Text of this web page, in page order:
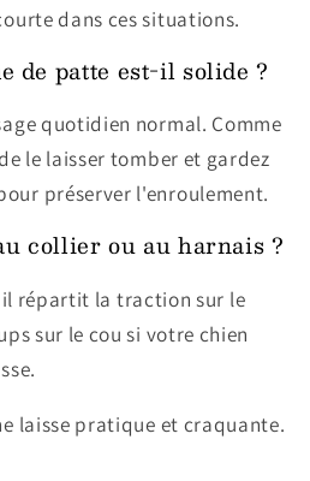
dans ces situations.
de patte est-il solide ?
quotidien normal. Comme
le laisser tomber et gardez
préserver l'enroulement.
collier ou au harnais ?
répartit la traction sur le
sur le cou si votre chien
laisse pratique et craquante.